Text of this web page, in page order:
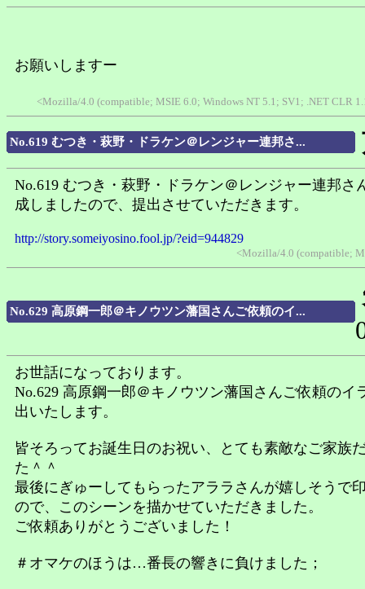
お願いしますー
<Mozilla/4.0 (compatible; MSIE 6.0; Windows NT 5.1; SV1; .NET CLR
No.619 むつき・萩野・ドラケン＠レンジャー連邦さ...
No.619 むつき・萩野・ドラケン＠レンジャー連邦さ
成しましたので、提出させていただきます。
http://story.someiyosino.fool.jp/?eid=944829
<Mozilla/4.0 (compatible;
No.629 高原鋼一郎＠キノウツン藩国さんご依頼のイ...
お世話になっております。
No.629 高原鋼一郎＠キノウツン藩国さんご依頼のイ
出いたします。
皆そろってお誕生日のお祝い、とても素敵なご家族
た＾＾
最後にぎゅーしてもらったアララさんが嬉しそうで
ので、このシーンを描かせていただきました。
ご依頼ありがとうございました！
＃オマケのほうは…番長の響きに負けました；